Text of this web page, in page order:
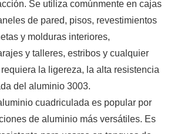
Se utiliza comúnmente en cajas
de pared, pisos, revestimientos
y molduras interiores,
y talleres, estribos y cualquier
la ligereza, la alta resistencia
del aluminio 3003.
cuadriculada es popular por
de aluminio más versátiles. Es